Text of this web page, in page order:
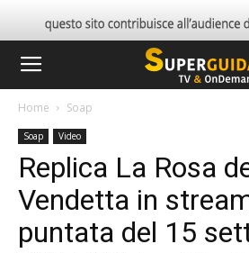
Home Soap
Soap Video
Replica La Rosa
Vendetta in
puntata del 15